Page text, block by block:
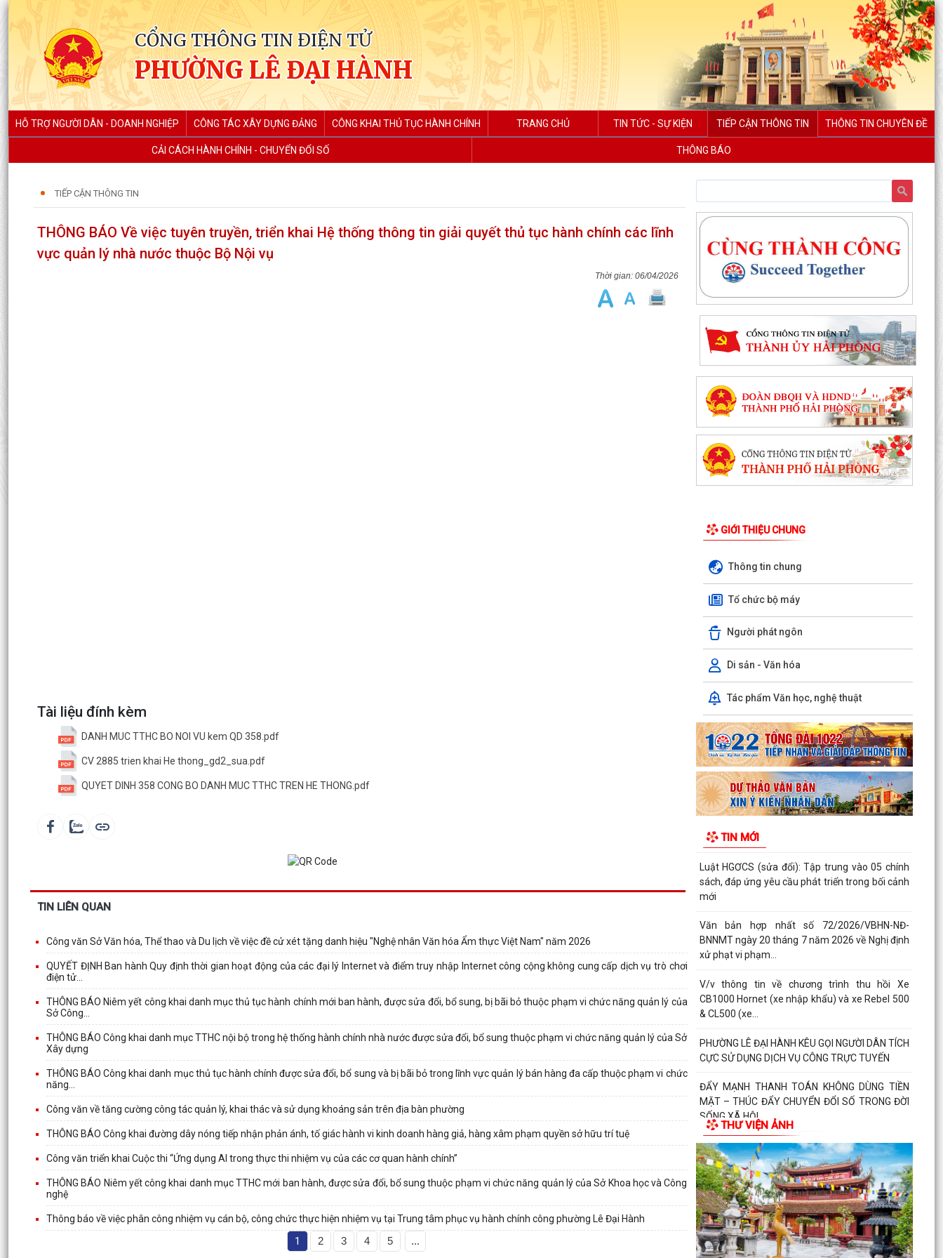
CỔNG THÔNG TIN ĐIỆN TỬ
PHƯỜNG LÊ ĐẠI HÀNH
HỖ TRỢ NGƯỜI DÂN - DOANH NGHIỆP CÔNG TÁC XÂY DỰNG ĐẢNG CÔNG KHAI THỦ TỤC HÀNH CHÍNH TRANG CHỦ TIN TỨC - SỰ KIỆN TIẾP CẬN THÔNG TIN THÔNG TIN CHUYÊN ĐỀ
CẢI CÁCH HÀNH CHÍNH - CHUYỂN ĐỔI SỐ THÔNG BÁO
TIẾP CẬN THÔNG TIN
THÔNG BÁO Về việc tuyên truyền, triển khai Hệ thống thông tin giải quyết thủ tục hành chính các lĩnh
vực quản lý nhà nước thuộc Bộ Nội vụ
06/04/2026
Tài liệu đính kèm
DANH MUC TTHC BO NOI VU kem QD 358.pdf
CV 2885 trien khai He thong_gd2_sua.pdf
QUYET DINH 358 CONG BO DANH MUC TTHC TREN HE THONG.pdf
TIN LIÊN QUAN
Công văn Sở Văn hóa, Thể thao và Du lịch về việc đề cử xét tặng danh hiệu "Nghệ nhân Văn hóa Ẩm thực Việt Nam" năm 2026
QUYẾT ĐỊNH Ban hành Quy định thời gian hoạt động của các đại lý Internet và điểm truy nhập Internet công cộng không cung cấp dịch vụ trò chơi
điện tử...
THÔNG BÁO Niêm yết công khai danh mục thủ tục hành chính mới ban hành, được sửa đổi, bổ sung, bị bãi bỏ thuộc phạm vi chức năng quản lý của
Sở Công...
THÔNG BÁO Công khai danh mục TTHC nội bộ trong hệ thống hành chính nhà nước được sửa đổi, bổ sung thuộc phạm vi chức năng quản lý của Sở
Xây dựng
THÔNG BÁO Công khai danh mục thủ tục hành chính được sửa đổi, bổ sung và bị bãi bỏ trong lĩnh vực quản lý bán hàng đa cấp thuộc phạm vi chức
năng...
Công văn về tăng cường công tác quản lý, khai thác và sử dụng khoáng sản trên địa bàn phường
THÔNG BÁO Công khai đường dây nóng tiếp nhận phản ánh, tố giác hành vi kinh doanh hàng giả, hàng xâm phạm quyền sở hữu trí tuệ
Công văn triển khai Cuộc thi “Ứng dụng AI trong thực thi nhiệm vụ của các cơ quan hành chính”
THÔNG BÁO Niêm yết công khai danh mục TTHC mới ban hành, được sửa đổi, bổ sung thuộc phạm vi chức năng quản lý của Sở Khoa học và Công
nghệ
Thông báo về việc phân công nhiệm vụ cán bộ, công chức thực hiện nhiệm vụ tại Trung tâm phục vụ hành chính công phường Lê Đại Hành
1 2 3 4 5 ...
GIỚI THIỆU CHUNG
Thông tin chung
Tổ chức bộ máy
Người phát ngôn
Di sản - Văn hóa
Tác phẩm Văn học, nghệ thuật
TIN MỚI
V/v triển khai, thực hiện Dự án bồi thường, hỗ
trợ, giải phóng mặt bằng phục vụ Dự án tuyến
đường...
THÔNG BÁO THU HỒI ĐẤT ĐỂ THỰC HIỆN DỰ ÁN
BỒI THƯỜNG, HỖ TRỢ, GIẢI PHÓNG MẶT BẰNG,
PHỤC VỤ DỰ ÁN...
PHƯỜNG LÊ ĐẠI HÀNH TỔ CHỨC HỘI NGHỊ
TRIỂN KHAI THÔNG TIN VỀ CÔNG TÁC GIẢI
PHÓNG MẶT BẰNG DỰ ÁN...
PHƯỜNG LÊ ĐẠI HÀNH TỔ CHỨC LỄ CẦU SIÊU
TRI ÂN CÁC ANH HÙNG LIỆT SĨ
BÁN NGƯỜI HIỂU ĐÚNG ĐỂ PHÒNG TRÁNH
Luật HGƠCS (sửa đổi): Tập trung vào 05 chính
sách, đáp ứng yêu cầu phát triển trong bối cảnh
mới
Văn bản hợp nhất số 72/2026/VBHN-NĐ-
BNNMT ngày 20 tháng 7 năm 2026 về Nghị định
xử phạt vi phạm...
V/v thông tin về chương trình thu hồi Xe
CB1000 Hornet (xe nhập khẩu) và xe Rebel 500
& CL500 (xe...
PHƯỜNG LÊ ĐẠI HÀNH KÊU GỌI NGƯỜI DÂN TÍCH
CỰC SỬ DỤNG DỊCH VỤ CÔNG TRỰC TUYẾN
ĐẨY MẠNH THANH TOÁN KHÔNG DÙNG TIỀN
MẶT – THÚC ĐẨY CHUYỂN ĐỔI SỐ TRONG ĐỜI
SỐNG XÃ HỘI
V/v triển khai hoạt động hưởng ứng “Ngày thế
giới phòng, chống mua bán người” và “Ngày
toàn dân...
Kế hoạch triển khai cài đặt, sử dụng ứng dựng
eTax mobile phục vụ nộp thuế sử dụng đất phi
nông...
THƯ VIỆN ẢNH